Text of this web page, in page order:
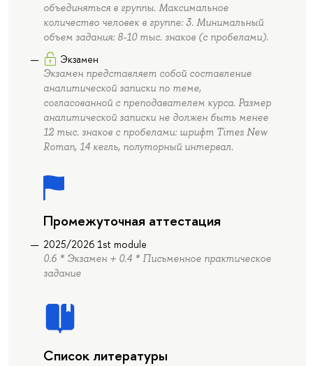
объединяться в группы. Максимальное
количество человек в группе: 3. Минимальный
объем задания: 8-10 тыс. знаков (с пробелами).
Экзамен
Экзамен представляет собой составление
аналитической записки по теме,
согласованной с преподавателем курса. Размер
аналитической записки не должен быть менее
12 тыс. знаков с пробелами: шрифт Times New
Roman, 14 кегль, полуторный интервал.
Промежуточная аттестация
2025/2026 1st module
0.6 * Экзамен + 0.4 * Письменное практическое
задание
Список литературы